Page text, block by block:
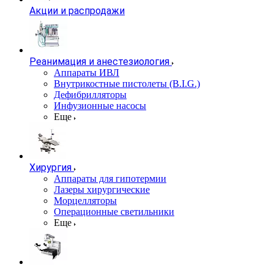
Акции и распродажи
Реанимация и анестезиология
Аппараты ИВЛ
Внутрикостные пистолеты (B.I.G.)
Дефибрилляторы
Инфузионные насосы
Еще
Хирургия
Аппараты для гипотермии
Лазеры хирургические
Морцелляторы
Операционные светильники
Еще